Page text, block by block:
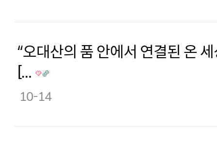
“오대산의 품 안에서 연결된 온
[…
10-14